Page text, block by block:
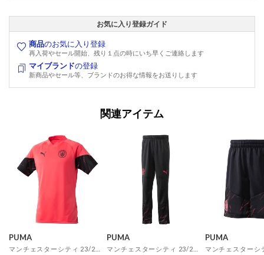
お気に入り登録ガイド
商品のお気に入り登録
再入荷やセール開始、残り１点の時にいち早くご連絡します
マイブランドの登録
新商品やセール等、ブランドのお得な情報をお送りします
関連アイテム
PUMA PUMA PUMA